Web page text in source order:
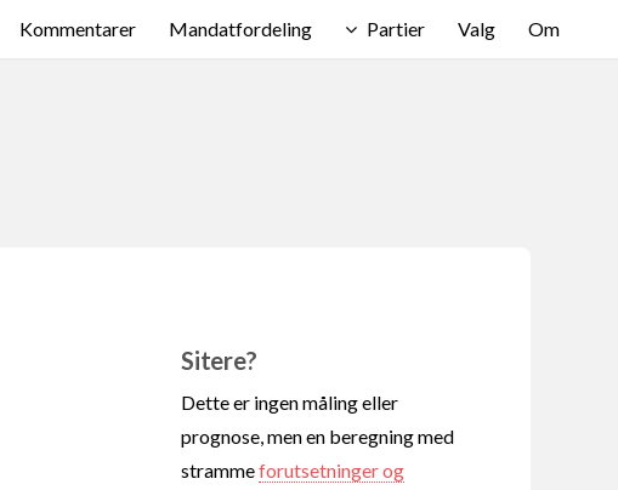
Kommentarer Mandatfordeling Partier Valg Om
Sitere?
Dette er ingen måling eller
prognose, men en beregning med
strammeforutsetninger og